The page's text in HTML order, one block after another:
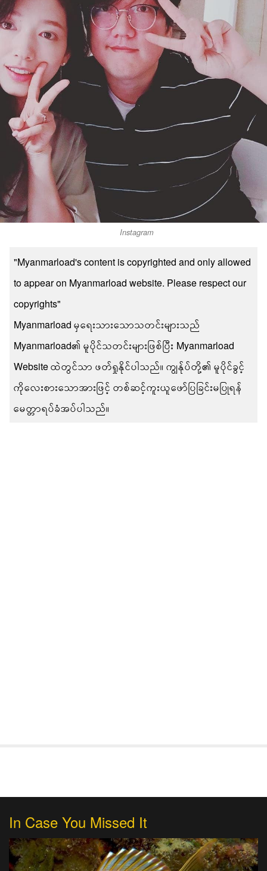
Instagram
"Myanmarload's content is copyrighted and only allowed
to appear on Myanmarload website. Please respect our
copyrights"
Myanmarload မှရေးသားသောသတင်းများသည်
Myanmarload၏ မူပိုင်သတင်းများဖြစ်ပြီး Myanmarload
Website ထဲတွင်သာ ဖတ်ရှုနိုင်ပါသည်။ ကျွန်ုပ်တို့၏ မူပိုင်ခွင့်
ကိုလေးစားသောအားဖြင့် တစ်ဆင့်ကူးယူဖော်ပြခြင်းမပြုရန်
မေတ္တာရပ်ခံအပ်ပါသည်။
In Case You Missed It